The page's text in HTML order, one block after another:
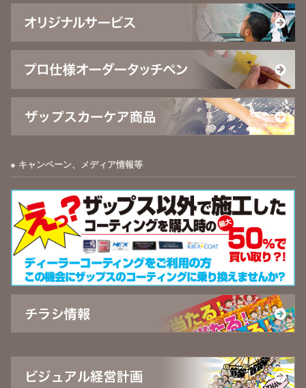
キャンペーン、メディア情報等